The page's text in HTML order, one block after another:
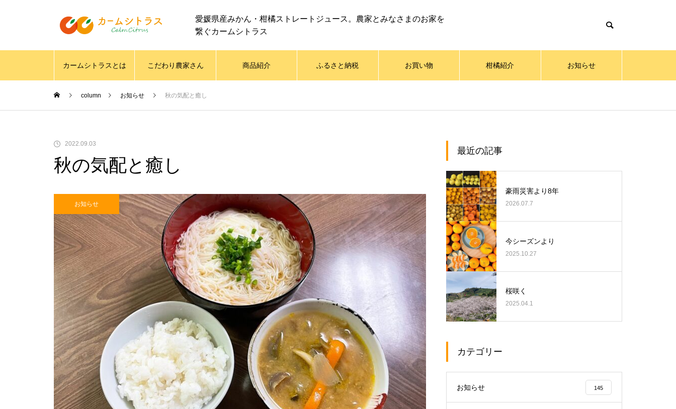
愛媛県産みかん・柑橘ストレートジュース。農家とみなさまのお家を
繋ぐカームシトラス
カームシトラスとは こだわり農家さん 商品紹介 ふるさと納税 お買い物 柑橘紹介 お知らせ
column お知らせ 秋の気配と癒し
2022.09.03
秋の気配と癒し
お知らせ
最近の記事
豪雨災害より8年
2026.07.7
今シーズンより
2025.10.27
桜咲く
2025.04.1
カテゴリー
お知らせ 145